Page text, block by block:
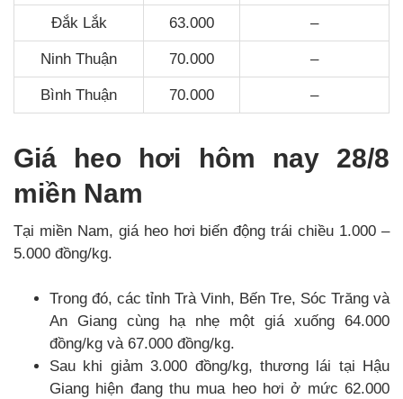
Đắk Lắk 63.000 –
Ninh Thuận 70.000 –
Bình Thuận 70.000 –
Giá heo hơi hôm nay 28/8
miền Nam
Tại miền Nam, giá heo hơi biến động trái chiều 1.000 –
5.000 đồng/kg.
Trong đó, các tỉnh Trà Vinh, Bến Tre, Sóc Trăng và
An Giang cùng hạ nhẹ một giá xuống 64.000
đồng/kg và 67.000 đồng/kg.
Sau khi giảm 3.000 đồng/kg, thương lái tại Hậu
Giang hiện đang thu mua heo hơi ở mức 62.000